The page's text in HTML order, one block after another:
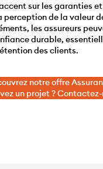
sur les garanties
perception de la valeur
les assureurs
durable,
des clients.
notre offre
un projet ? Contactez-